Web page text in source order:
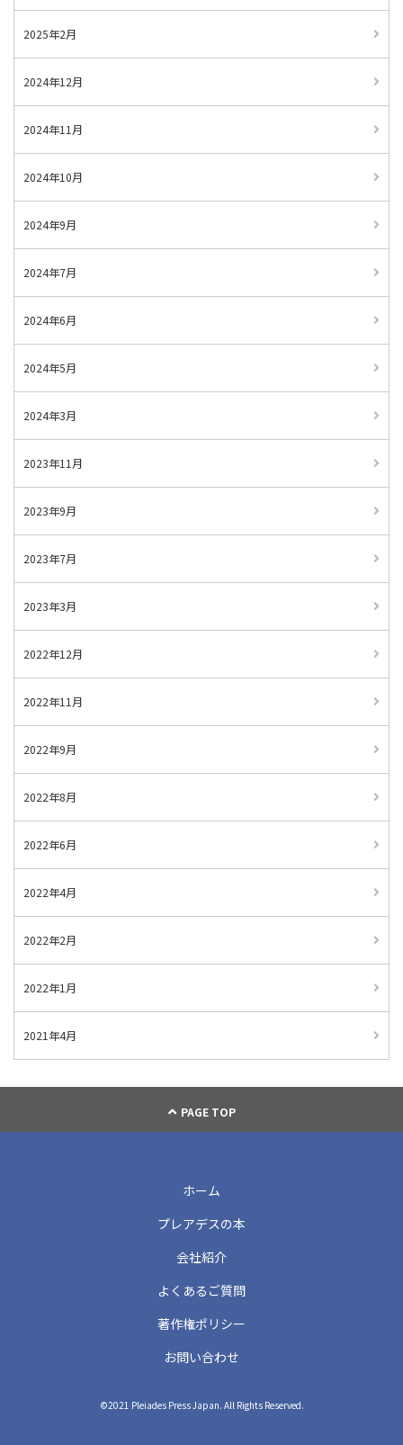
2025年2月
2024年12月
2024年11月
2024年10月
2024年9月
2024年7月
2024年6月
2024年5月
2024年3月
2023年11月
2023年9月
2023年7月
2023年3月
2022年12月
2022年11月
2022年9月
2022年8月
2022年6月
2022年4月
2022年2月
2022年1月
2021年4月
PAGE TOP
ホーム
プレアデスの本
会社紹介
よくあるご質問
著作権ポリシー
お問い合わせ
©2021 Pleiades Press Japan. All Rights Reserved.